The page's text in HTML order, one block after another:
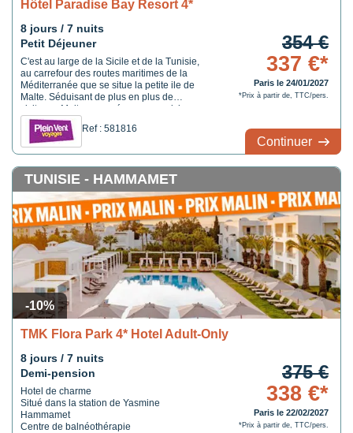
Hôtel Paradise Bay Resort 4*
8 jours / 7 nuits
Petit Déjeuner
C'est au large de la Sicile et de la Tunisie,
au carrefour des routes maritimes de la
Méditerranée que se situe la petite ile de
Malte. Séduisant de plus en plus de
visiteurs, Malte a su préserver ses richesses
et conserver le caractère unique de ses
paysages en limitant véritablement les
constructions d'infrastructures touristiques.
Elle est ...
Ref : 581816
354 €
337 €*
Paris le 24/01/2027
*Prix à partir de, TTC/pers.
Continuer
-10%
TUNISIE - HAMMAMET
TMK Flora Park 4* Hotel Adult-Only
8 jours / 7 nuits
Demi-pension
Hotel de charme
Situé dans la station de Yasmine
Hammamet
Centre de balnéothérapie
375 €
338 €*
Paris le 22/02/2027
*Prix à partir de, TTC/pers.